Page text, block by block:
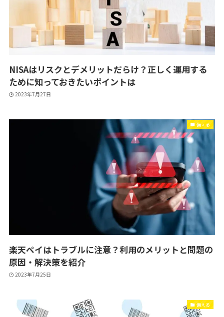
NISAはリスクとデメリットだらけ？正しく運用する
ために知っておきたいポイントは
2023年7月27日
備える
楽天ペイはトラブルに注意？利用のメリットと問題の
原因・解決策を紹介
2023年7月25日
備える